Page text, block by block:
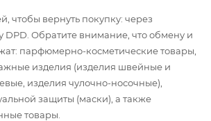
чтобы вернуть покупку: через
DPD. Обратите внимание, что обмену и
парфюмерно-косметические товары,
изделия (изделия швейные и
изделия чулочно-носочные),
защиты (маски), а также
товары.